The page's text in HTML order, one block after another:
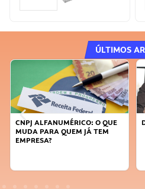
ÚLTIMOS
DICAS PARA OBTER CRÉDITO